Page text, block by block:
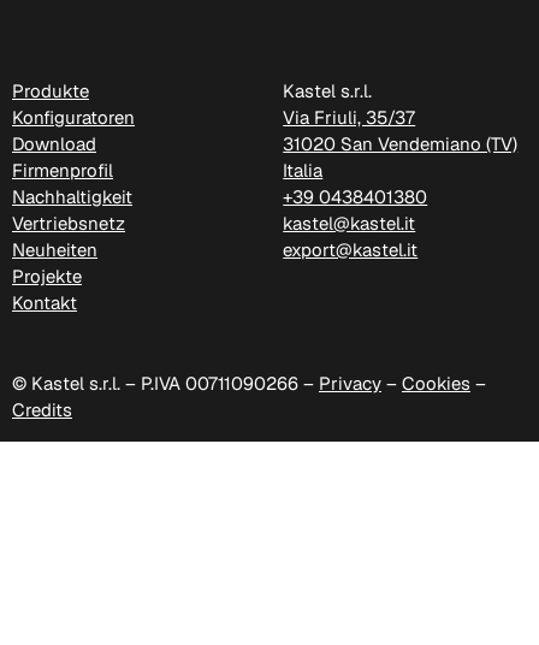
C 388
Xtreme (Cat. C - Stoff)
Produkte
Konfiguratoren
Download
Firmenprofil
Nachhaltigkeit
Vertriebsnetz
Neuheiten
Projekte
Kontakt
Kastel s.r.l.
Via Friuli, 35/37
31020 San Vendemiano (TV)
Italia
+39 0438401380
kastel@kastel.it
export@kastel.it
© Kastel s.r.l. – P.IVA 00711090266 – Privacy – Cookies –
Credits